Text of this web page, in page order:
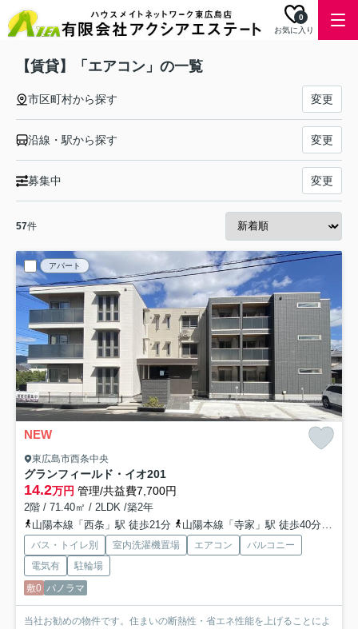
お気に入り
0
【賃貸】「エアコン」の一覧
市区町村から探す 変更
沿線・駅から探す 変更
募集中 変更
57件
アパート
NEW
東広島市西条中央
グランフィールド・イオ201
14.2万円 管理/共益費7,700円
2階 / 71.40㎡ / 2LDK /築2年
山陽本線「西条」駅 徒歩21分
山陽本線「寺家」駅 徒歩40分車8分 3.0km
バス・トイレ別 室内洗濯機置場 エアコン
バルコニー
電気有
駐輪場
敷0 パノラマ
当社お勧めの物件です。住まいの断熱性・省エネ性能を上げることによ